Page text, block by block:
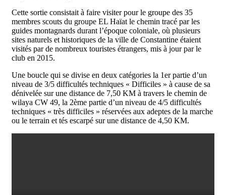
Cette sortie consistait à faire visiter pour le groupe des 35
membres scouts du groupe EL Haïat le chemin tracé par les
guides montagnards durant l’époque coloniale, où plusieurs
sites naturels et historiques de la ville de Constantine étaient
visités par de nombreux touristes étrangers, mis à jour par le
club en 2015.
Une boucle qui se divise en deux catégories la 1er partie d’un
niveau de 3/5 difficultés techniques « Difficiles » à cause de sa
dénivelée sur une distance de 7,50 KM à travers le chemin de
wilaya CW 49, la 2ème partie d’un niveau de 4/5 difficultés
techniques « très difficiles » réservées aux adeptes de la marche
ou le terrain et tés escarpé sur une distance de 4,50 KM.